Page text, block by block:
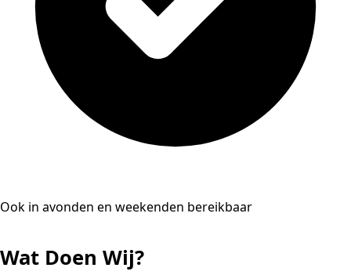
Ook in avonden en weekenden bereikbaar
Wat Doen Wij?